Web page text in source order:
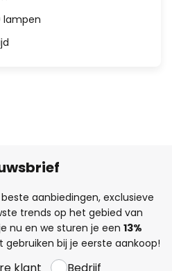
lampen
aanbiedingen, exclusieve
trends op het gebied van
nu en we sturen je een 13%
gebruiken bij je eerste aankoop!
klant Bedrijf